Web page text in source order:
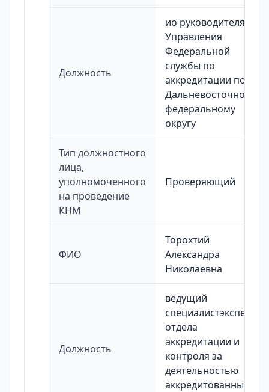
Должность
ио руководителя
Управления
Федеральной
службы по
аккредитации по
Дальневосточному
федеральному
округу
Тип должностного
лица,
уполномоченного
на проведение
КНМ
Проверяющий
ФИО
Торохтий
Александра
Николаевна
Должность
ведущий
специалистэксперт
отдела
аккредитации и
контроля за
деятельностью
аккредитованных